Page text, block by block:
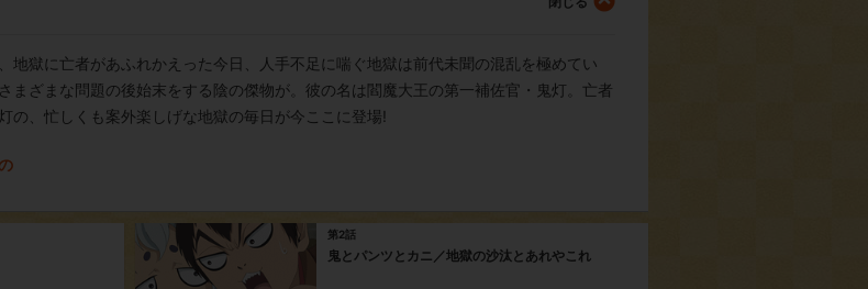
地獄に亡者があふれかえった今日、人手不足に喘ぐ地獄は前代未聞の混乱を極めてい
まざまな問題の後始末をする陰の傑物が。彼の名は閻魔大王の第一補佐官・鬼灯。亡者
の、忙しくも案外楽しげな地獄の毎日が今ここに登場!
第2話
鬼とパンツとカニ／地獄の沙汰とあれやこれ